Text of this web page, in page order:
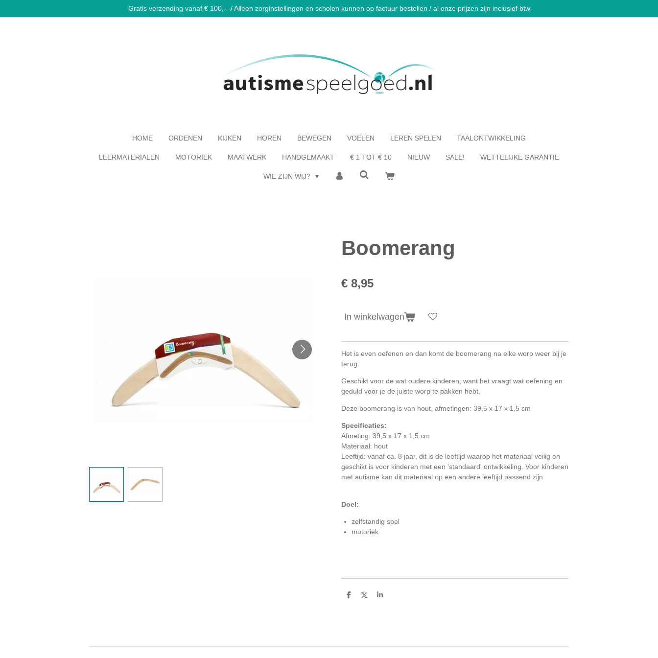
direct
Gratis verzending vanaf € 100,-- / Alleen zorginstellingen en scholen kunnen op factuur bestellen / al onze prijzen zijn inclusief btw
HOME ORDENEN KIJKEN HOREN BEWEGEN VOELEN LEREN SPELEN TAALONTWIKKELING
LEERMATERIALEN MOTORIEK MAATWERK HANDGEMAAKT € 1 TOT € 10 NIEUW SALE! WETTELIJKE GARANTIE
WIE ZIJN WIJ?
Boomerang
€ 8,95
In winkelwagen
Het is even oefenen en dan komt de boomerang na elke worp weer bij je
terug.
Geschikt voor de wat oudere kinderen, want het vraagt wat oefening en
geduld voor je de juiste worp te pakken hebt.
Deze boomerang is van hout, afmetingen: 39,5 x 17 x 1,5 cm
Specificaties:
Afmeting: 39,5 x 17 x 1,5 cm
Materiaal: hout
Leeftijd: vanaf ca. 8 jaar, dit is de leeftijd waarop het materiaal veilig en
geschikt is voor kinderen met een 'standaard' ontwikkeling. Voor kinderen
met autisme kan dit materiaal op een andere leeftijd passend zijn.
Doel:
zelfstandig spel
motoriek
D
D
S